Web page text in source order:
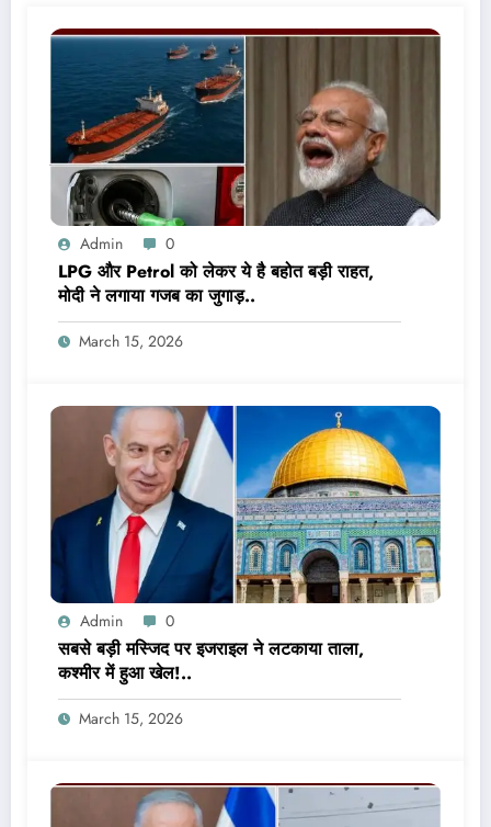
Admin 0
LPG और Petrol को लेकर ये है बहोत बड़ी राहत,
मोदी ने लगाया गजब का जुगाड़..
March 15, 2026
Admin 0
सबसे बड़ी मस्जिद पर इजराइल ने लटकाया ताला,
कश्मीर में हुआ खेल!..
March 15, 2026